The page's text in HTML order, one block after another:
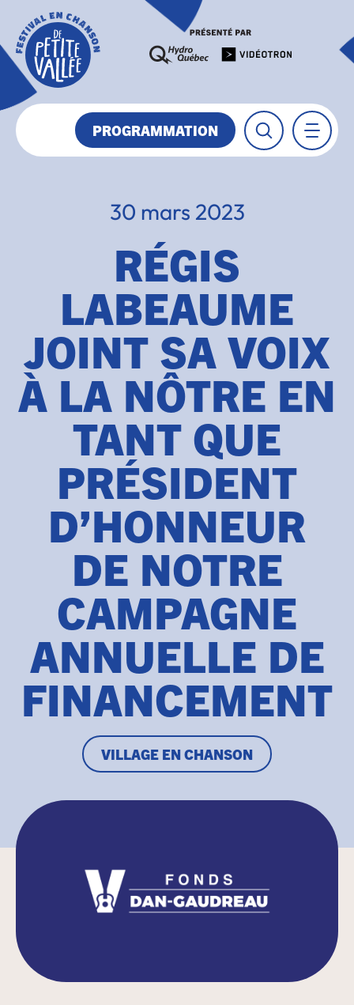
PROGRAMMATION
30 mars 2023
RÉGIS
LABEAUME
JOINT SA VOIX
À LA NÔTRE EN
TANT QUE
PRÉSIDENT
D’HONNEUR
DE NOTRE
CAMPAGNE
ANNUELLE DE
FINANCEMENT
VILLAGE EN CHANSON